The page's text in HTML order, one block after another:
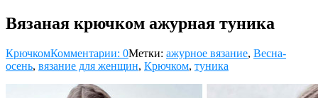
Вязаная крючком ажурная туника
КрючкомКомментарии: 0Метки: ажурное вязание, Весна-
осень, вязание для женщин, Крючком, туника